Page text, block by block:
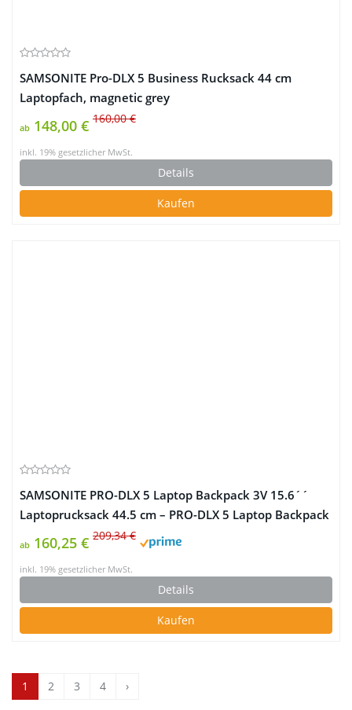
SAMSONITE Pro-DLX 5 Business Rucksack 44 cm
Laptopfach, magnetic grey
ab 148,00 € 160,00 €
inkl. 19% gesetzlicher MwSt.
Details
Kaufen
SAMSONITE PRO-DLX 5 Laptop Backpack 3V 15.6´´
Laptoprucksack 44.5 cm – PRO-DLX 5 Laptop Backpack
3V 15.6´´ Laptoprucksack 44.5 cm
ab 160,25 € 209,34 €
inkl. 19% gesetzlicher MwSt.
Details
Kaufen
1 2 3 4 ›